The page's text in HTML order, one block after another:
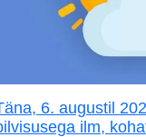
6. augustil
ilm,